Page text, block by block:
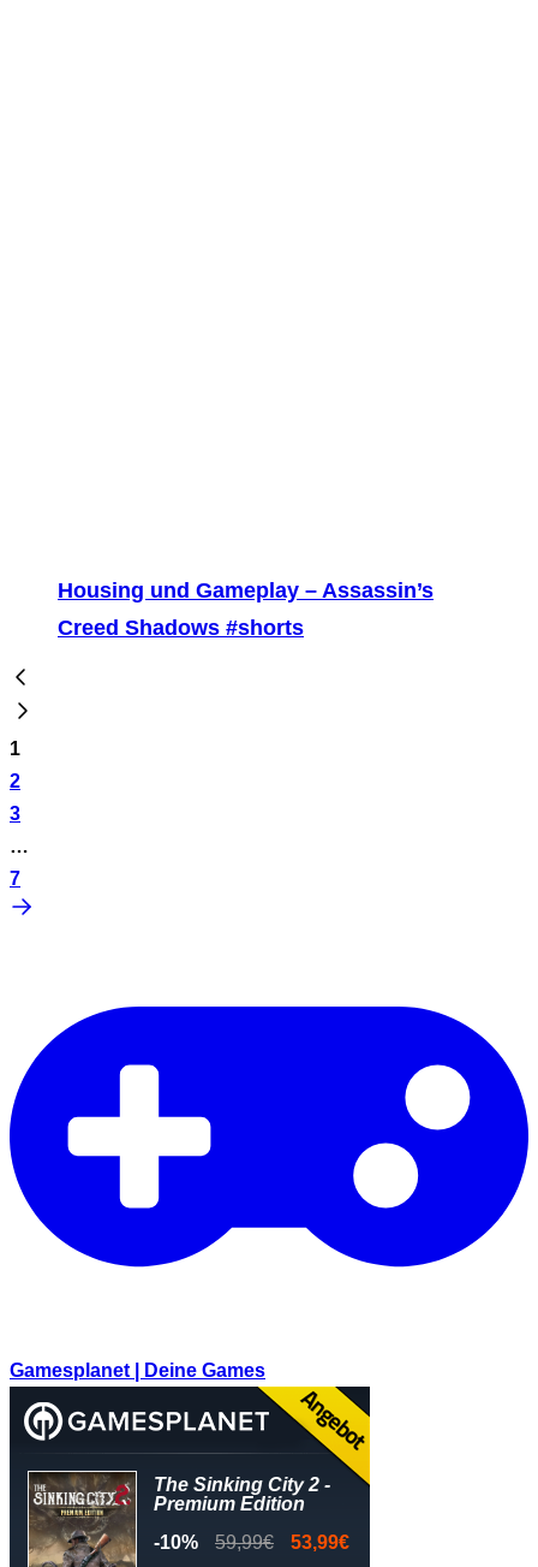
Housing und Gameplay – Assassin’s
Creed Shadows #shorts
1
2
3
…
7
Gamesplanet | Deine Games